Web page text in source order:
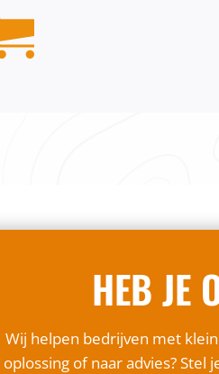
HEB JE
Wij helpen bedrijven met
oplossing of naar advies? Stel